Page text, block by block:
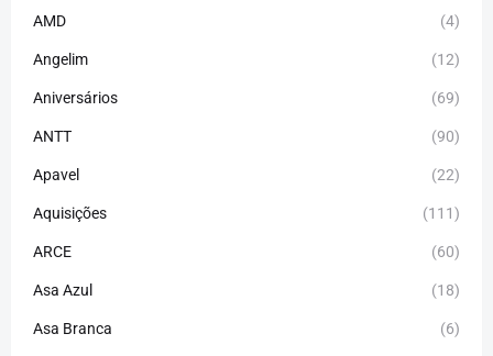
AMD (4)
Angelim (12)
Aniversários (69)
ANTT (90)
Apavel (22)
Aquisições (111)
ARCE (60)
Asa Azul (18)
Asa Branca (6)